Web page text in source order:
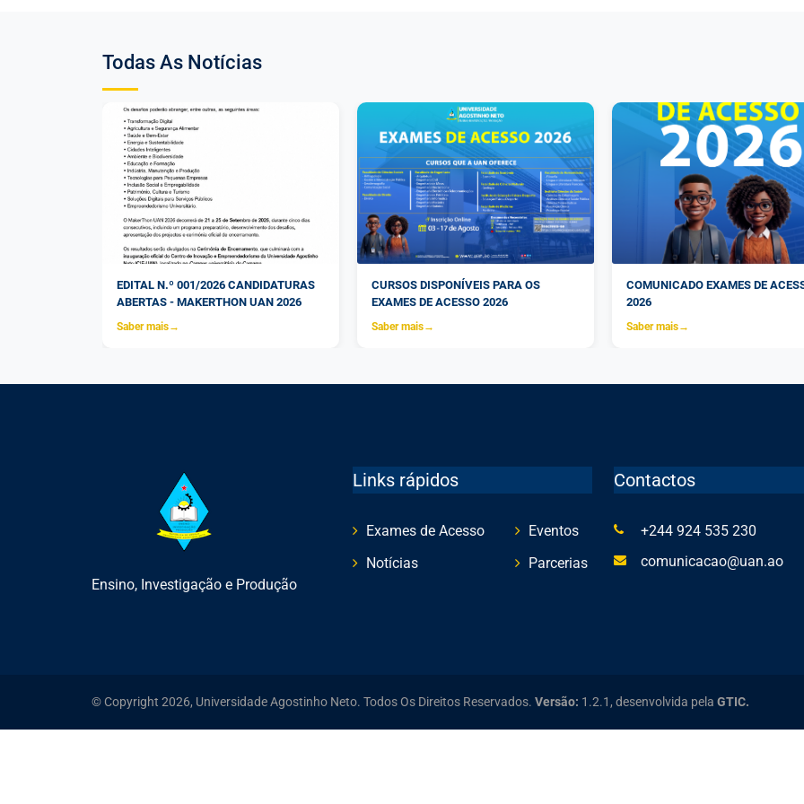
Todas As Notícias
EDITAL N.º 001/2026 CANDIDATURAS
ABERTAS - MAKERTHON UAN 2026
Saber mais→
CURSOS DISPONÍVEIS PARA OS
EXAMES DE ACESSO 2026
Saber mais→
COMUNICADO EXAMES DE
2026
Saber mais→
Ensino, Investigação e Produção
Links rápidos
Exames de Acesso
Notícias
Eventos
Parcerias
Contactos
+244 924 535 230
comunicacao@uan.ao
© Copyright 2026, Universidade Agostinho Neto. Todos Os Direitos Reservados. Versão: 1.2.1, desenvolvida pela GTIC.